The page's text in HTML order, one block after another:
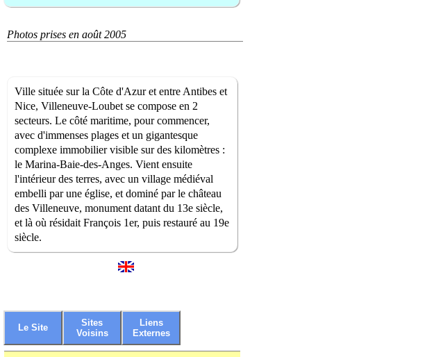
Photos prises en août 2005
Ville située sur la Côte d'Azur et entre Antibes et
Nice, Villeneuve-Loubet se compose en 2
secteurs. Le côté maritime, pour commencer,
avec d'immenses plages et un gigantesque
complexe immobilier visible sur des kilomètres :
le Marina-Baie-des-Anges. Vient ensuite
l'intérieur des terres, avec un village médiéval
embelli par une église, et dominé par le château
des Villeneuve, monument datant du 13e siècle,
et là où résidait François 1er, puis restauré au 19e
siècle.
Le Site
Sites
Voisins
Liens
Externes